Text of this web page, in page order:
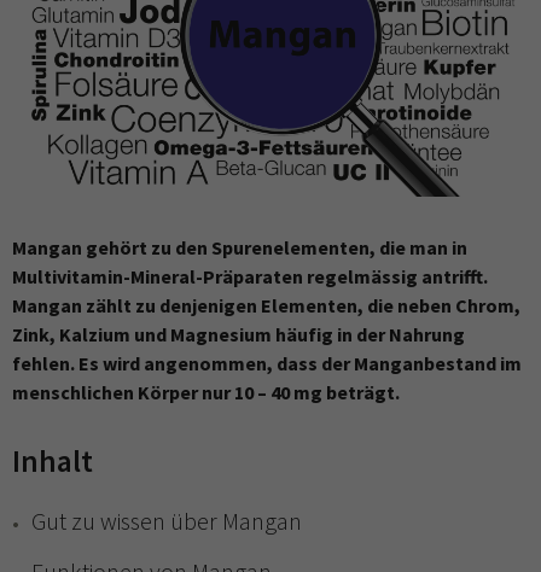
Mangan gehört zu den Spurenelementen, die man in
Multivitamin-Mineral-Präparaten regelmässig antrifft.
Mangan zählt zu denjenigen Elementen, die neben Chrom,
Zink, Kalzium und Magnesium häufig in der Nahrung
fehlen. Es wird angenommen, dass der Manganbestand im
menschlichen Körper nur 10 – 40 mg beträgt.
Inhalt
Gut zu wissen über Mangan